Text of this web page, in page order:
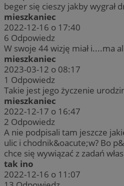
beger się cieszy jakby wygrał
mieszkaniec
2022-12-16 o 17:40
6 Odpowiedz
W swoje 44 wizję miał i....ma
mieszkaniec
2023-03-12 o 08:17
1 Odpowiedz
Takie jest jego życzenie
mieszkaniec
2022-12-17 o 16:47
2 Odpowiedz
A nie podpisali tam jeszcze
ulic i chodnik&oacute;w? Bo
chce się wywiązać z zadań
tak ino
2022-12-16 o 11:07